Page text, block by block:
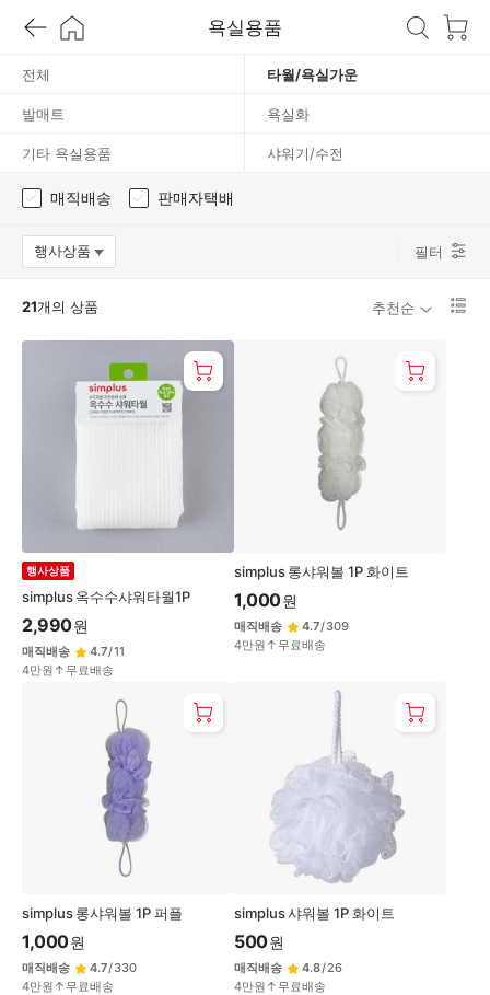
욕실용품
전체 타월/욕실가운
발매트 욕실화
기타 욕실용품 샤워기/수전
매직배송 판매자택배
행사상품옵션팝업 열기 필터
21개의 상품 추천순
simplus 옥수수샤워타월1P
행사상품
2,990원
매직배송 4.7/11
4만원↑무료배송
simplus 롱샤워볼 1P 화이트
1,000원
매직배송 4.7/309
4만원↑무료배송
simplus 롱샤워볼 1P 퍼플
1,000원
매직배송 4.7/330
4만원↑무료배송
simplus 샤워볼 1P 화이트
500원
매직배송 4.8/26
4만원↑무료배송